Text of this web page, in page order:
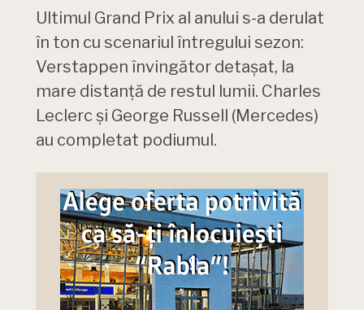
Ultimul Grand Prix al anului s-a derulat
în ton cu scenariul întregului sezon:
Verstappen învingător detașat, la
mare distanță de restul lumii. Charles
Leclerc și George Russell (Mercedes)
au completat podiumul.